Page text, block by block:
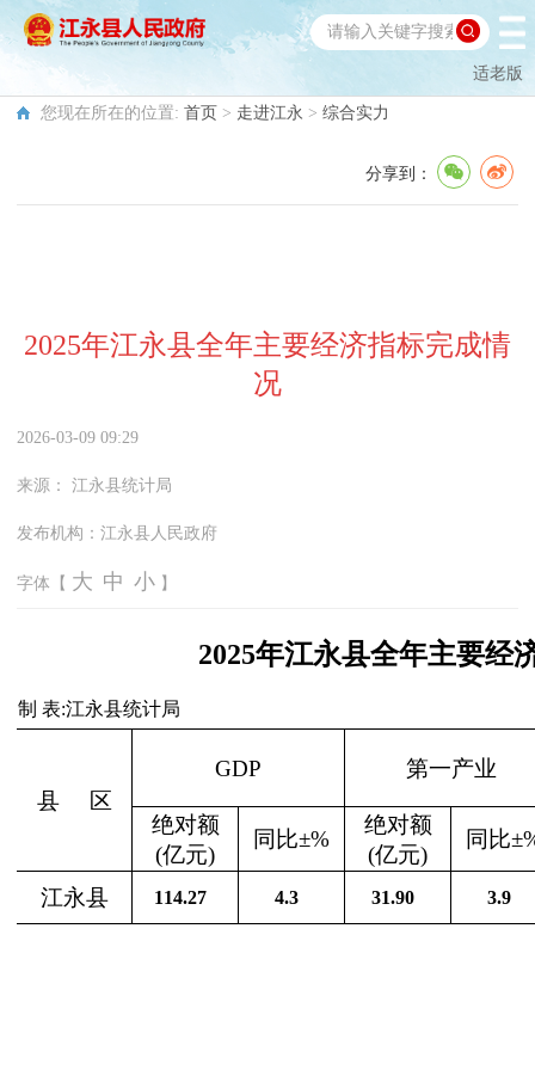
适老版
您现在所在的位置: 首页 > 走进江永 > 综合实力
分享到：
2025年江永县全年主要经济指标完成情
况
2026-03-09 09:29
来源： 江永县统计局
发布机构： 江永县人民政府
字体【 大 中 小 】
2025年江永县全年主要经
制 表:江永县统计局
县 区
GDP 第一产业
绝对额
(亿元)
同比±%
绝对额
(亿元)
同比
江永县 114.27 4.3 31.90 3.9